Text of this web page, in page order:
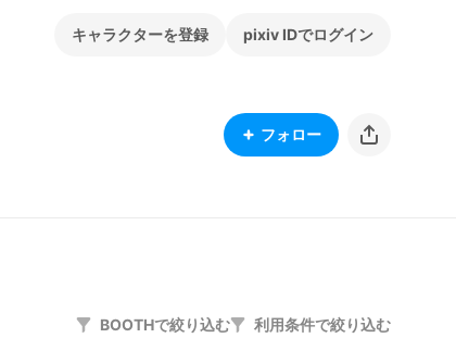
キャラクターを登録 pixiv IDでログイン
フォロー
BOOTHで絞り込む 利用条件で絞り込む